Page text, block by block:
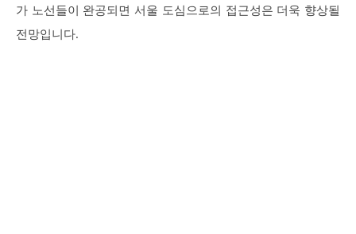
가 노선들이 완공되면 서울 도심으로의 접근성은 더욱 향상될
전망입니다.